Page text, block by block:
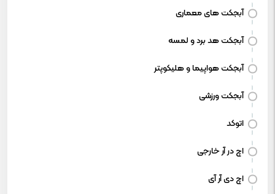
آبجکت های معماری
آبجکت هد برد و لمسه
آبجکت هواپیما و هلیکوپتر
آبجکت ورزشی
اتوکد
اچ در آر خارجی
اچ دی آر آی